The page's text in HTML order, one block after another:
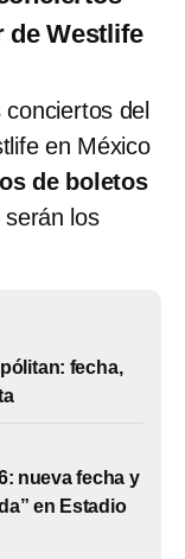
de Westlife
del
en México
de boletos
los
fecha,
nueva fecha y
en Estadio